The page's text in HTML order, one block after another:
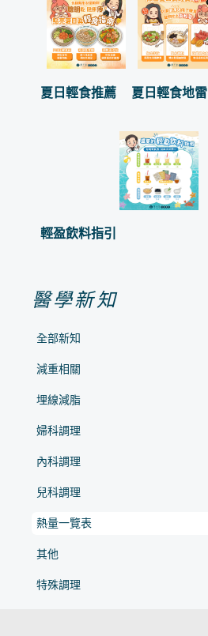
醫學新知
全部新知
減重相關
埋線減脂
婦科調理
內科調理
兒科調理
熱量一覽表
其他
特殊調理
夏日輕食推薦 夏日輕食地雷
輕盈飲料指引